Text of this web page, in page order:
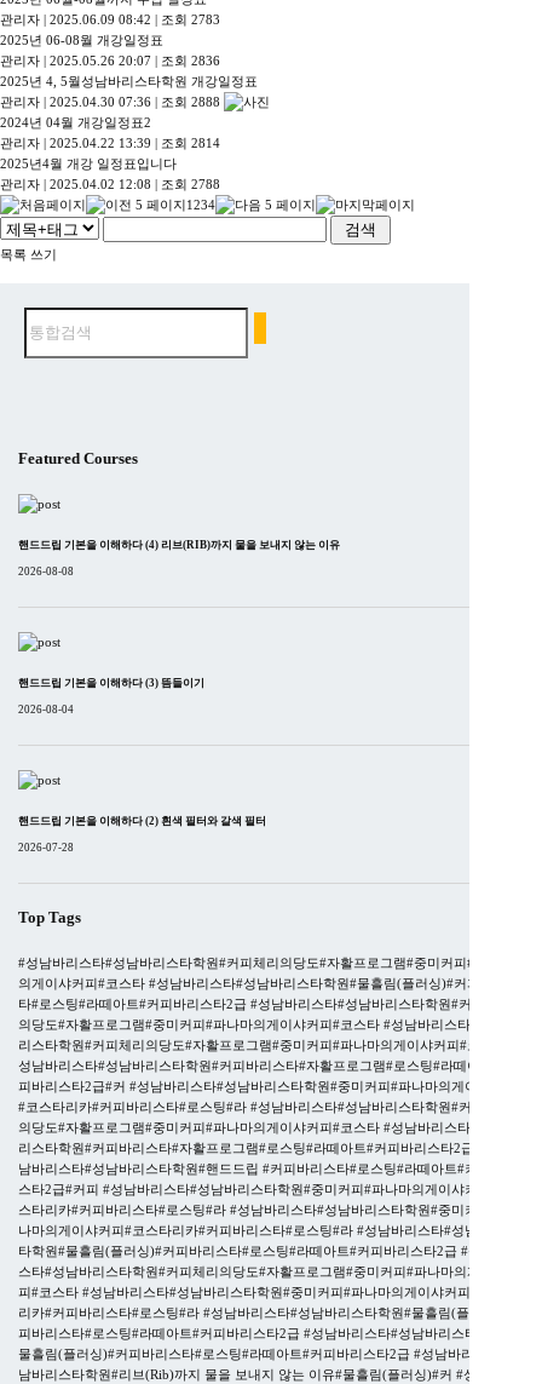
관리자 | 2025.06.09 08:42 | 조회 2783
2025년 06-08월 개강일정표
관리자 | 2025.05.26 20:07 | 조회 2836
2025년 4, 5월성남바리스타학원 개강일정표
관리자 | 2025.04.30 07:36 | 조회 2888
2024년 04월 개강일정표2
관리자 | 2025.04.22 13:39 | 조회 2814
2025년4월 개강 일정표입니다
관리자 | 2025.04.02 12:08 | 조회 2788
1234
목록 쓰기
Featured Courses
핸드드립 기본을 이해하다 (4) 리브(RIB)까지 물을 보내지 않는 이유
2026-08-08
핸드드립 기본을 이해하다 (3) 뜸들이기
2026-08-04
핸드드립 기본을 이해하다 (2) 흰색 필터와 갈색 필터
2026-07-28
Top Tags
#성남바리스타#성남바리스타학원#커피체리의당도#자활프로그램#중미커피#파나마
의게이샤커피#코스타 #성남바리스타#성남바리스타학원#물흘림(플러싱)#커피바리스
타#로스팅#라떼아트#커피바리스타2급 #성남바리스타#성남바리스타학원#커피체리
의당도#자활프로그램#중미커피#파나마의게이샤커피#코스타 #성남바리스타#성남바
리스타학원#커피체리의당도#자활프로그램#중미커피#파나마의게이샤커피#코스타
성남바리스타#성남바리스타학원#커피바리스타#자활프로그램#로스팅#라떼아트#커
피바리스타2급#커 #성남바리스타#성남바리스타학원#중미커피#파나마의게이샤커피
#코스타리카#커피바리스타#로스팅#라 #성남바리스타#성남바리스타학원#커피체리
의당도#자활프로그램#중미커피#파나마의게이샤커피#코스타 #성남바리스타#성남바
리스타학원#커피바리스타#자활프로그램#로스팅#라떼아트#커피바리스타2급#커
남바리스타#성남바리스타학원#핸드드립 #커피바리스타#로스팅#라떼아트#커피바리
스타2급#커피 #성남바리스타#성남바리스타학원#중미커피#파나마의게이샤커피#코
스타리카#커피바리스타#로스팅#라 #성남바리스타#성남바리스타학원#중미커피#파
나마의게이샤커피#코스타리카#커피바리스타#로스팅#라 #성남바리스타#성남바리스
타학원#물흘림(플러싱)#커피바리스타#로스팅#라떼아트#커피바리스타2급 #성남바리
스타#성남바리스타학원#커피체리의당도#자활프로그램#중미커피#파나마의게이샤커
피#코스타 #성남바리스타#성남바리스타학원#중미커피#파나마의게이샤커피#코스타
리카#커피바리스타#로스팅#라 #성남바리스타#성남바리스타학원#물흘림(플러싱)#커
피바리스타#로스팅#라떼아트#커피바리스타2급 #성남바리스타#성남바리스타학원#
물흘림(플러싱)#커피바리스타#로스팅#라떼아트#커피바리스타2급 #성남바리스타#성
남바리스타학원#리브(Rib)까지 물을 보내지 않는 이유#물흘림(플러싱)#커 #성남바리